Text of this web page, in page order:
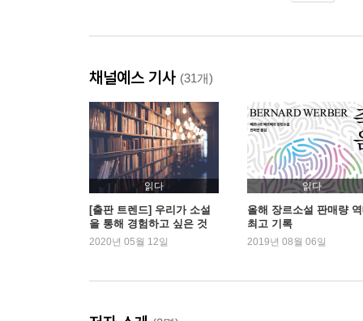
채널예스 기사 (31개)
읽다
[출판 트렌드] 우리가 소설
을 통해 경험하고 싶은 것
2020년 05월 12일
읽다
올해 장르소설 판매량
최고 기록
2019년 08월 06일